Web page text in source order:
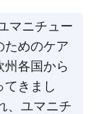
マニチュー
ためのケア
各国から
きまし
、ユマニチ